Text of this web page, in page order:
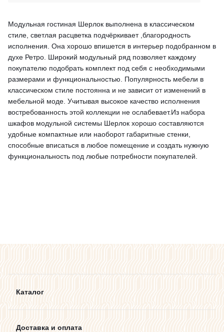
Модульная гостиная Шерлок выполнена в классическом
стиле, светлая расцветка подчёркивает ,благородность
исполнения. Она хорошо впишется в интерьер подобранном в
духе Ретро. Широкий модульный ряд позволяет каждому
покупателю подобрать комплект под себя с необходимыми
размерами и функциональностью. Популярность мебели в
классическом стиле постоянна и не зависит от изменений в
мебельной моде. Учитывая высокое качество исполнения
востребованность этой коллекции не ослабевает.Из набора
шкафов модульной системы Шерлок хорошо составляются
удобные компактные или наоборот габаритные стенки,
способные вписаться в любое помещение и создать нужную
функциональность под любые потребности покупателей.
Каталог
Доставка и оплата